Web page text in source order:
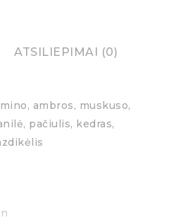
ATSILIEPIMAI (0)
ambros, muskuso,
pačiulis, kedras,